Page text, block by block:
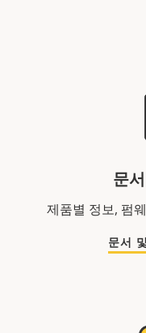
문
제품별 정보, 펌
문서